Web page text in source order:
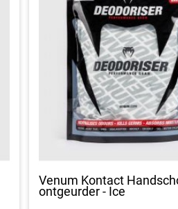
Venum Kontact
ontgeurder - Ice